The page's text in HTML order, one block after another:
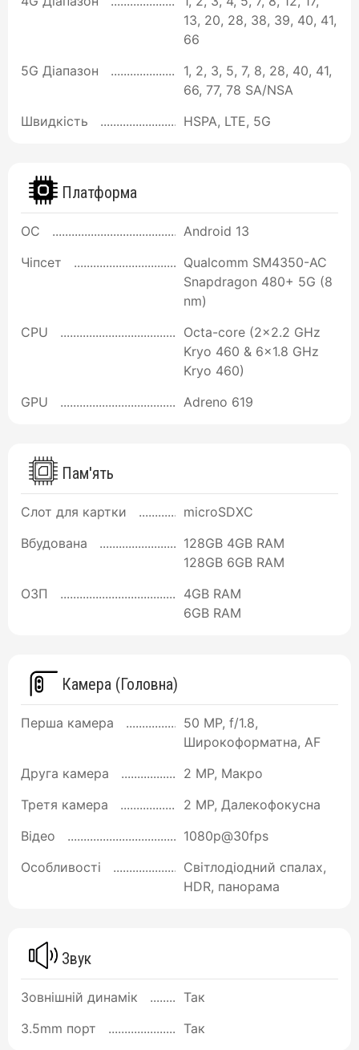
13, 20, 28, 38, 39, 40, 41,
66
5G Діапазон
1, 2, 3, 5, 7, 8, 28, 40, 41,
66, 77, 78 SA/NSA
Швидкість
HSPA, LTE, 5G
Платформа
ОС
Android 13
Чіпсет
Qualcomm SM4350-AC
Snapdragon 480+ 5G (8
nm)
CPU
Octa-core (2x2.2 GHz
Kryo 460 & 6x1.8 GHz
Kryo 460)
GPU
Adreno 619
Пам'ять
Слот для картки
microSDXC
Вбудована
128GB 4GB RAM
128GB 6GB RAM
ОЗП
4GB RAM
6GB RAM
Камера (Головна)
Перша камера
50 MP, f/1.8,
Широкоформатна, AF
Друга камера
2 MP, Макро
Третя камера
2 MP, Далекофокусна
Відео
1080p@30fps
Особливості
Світлодіодний спалах,
HDR, панорама
Звук
Зовнішній динамік
Так
3.5mm порт
Так